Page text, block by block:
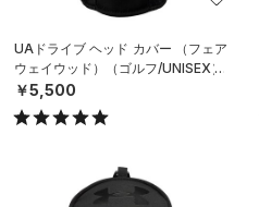
UAドライブ ヘッド カバー （フェア
ウェイウッド）（ゴルフ/UNISEX）
￥5,500